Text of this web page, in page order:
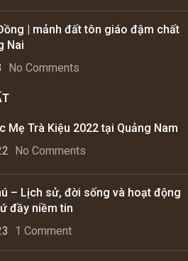
| mảnh đất tôn giáo đậm chất
Nai
No Comments
Mẹ Trà Kiệu 2022 tại Quảng Nam
No Comments
– Lịch sử, đời sống và hoạt động
đầy niềm tin
1 Comment